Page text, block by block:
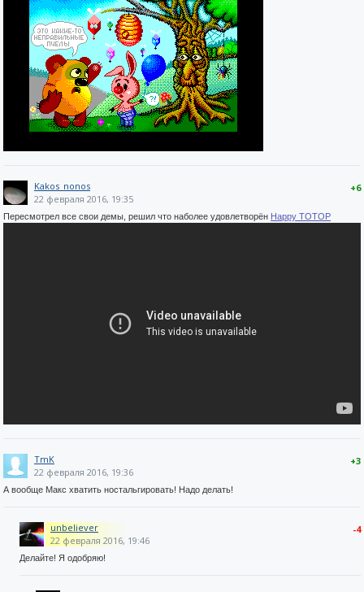
+6
Kakos_nonos
22 февраля 2016, 19:35
Пересмотрел все свои демы, решил что наболее удовлетворён Happy TOTOP
+3
TmK
22 февраля 2016, 19:36
А вообще Макс хватить ностальгировать! Надо делать!
-4
unbeliever
22 февраля 2016, 19:46
Делайте! Я одобряю!